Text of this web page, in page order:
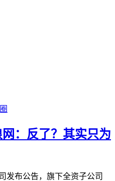
：反了？其实只为
发布公告，旗下全资子公司